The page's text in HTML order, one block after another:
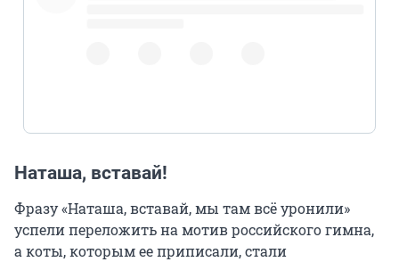
Наташа, вставай!
Фразу «Наташа, вставай, мы там всё уронили»
успели переложить на мотив российского гимна,
а коты, которым ее приписали, стали